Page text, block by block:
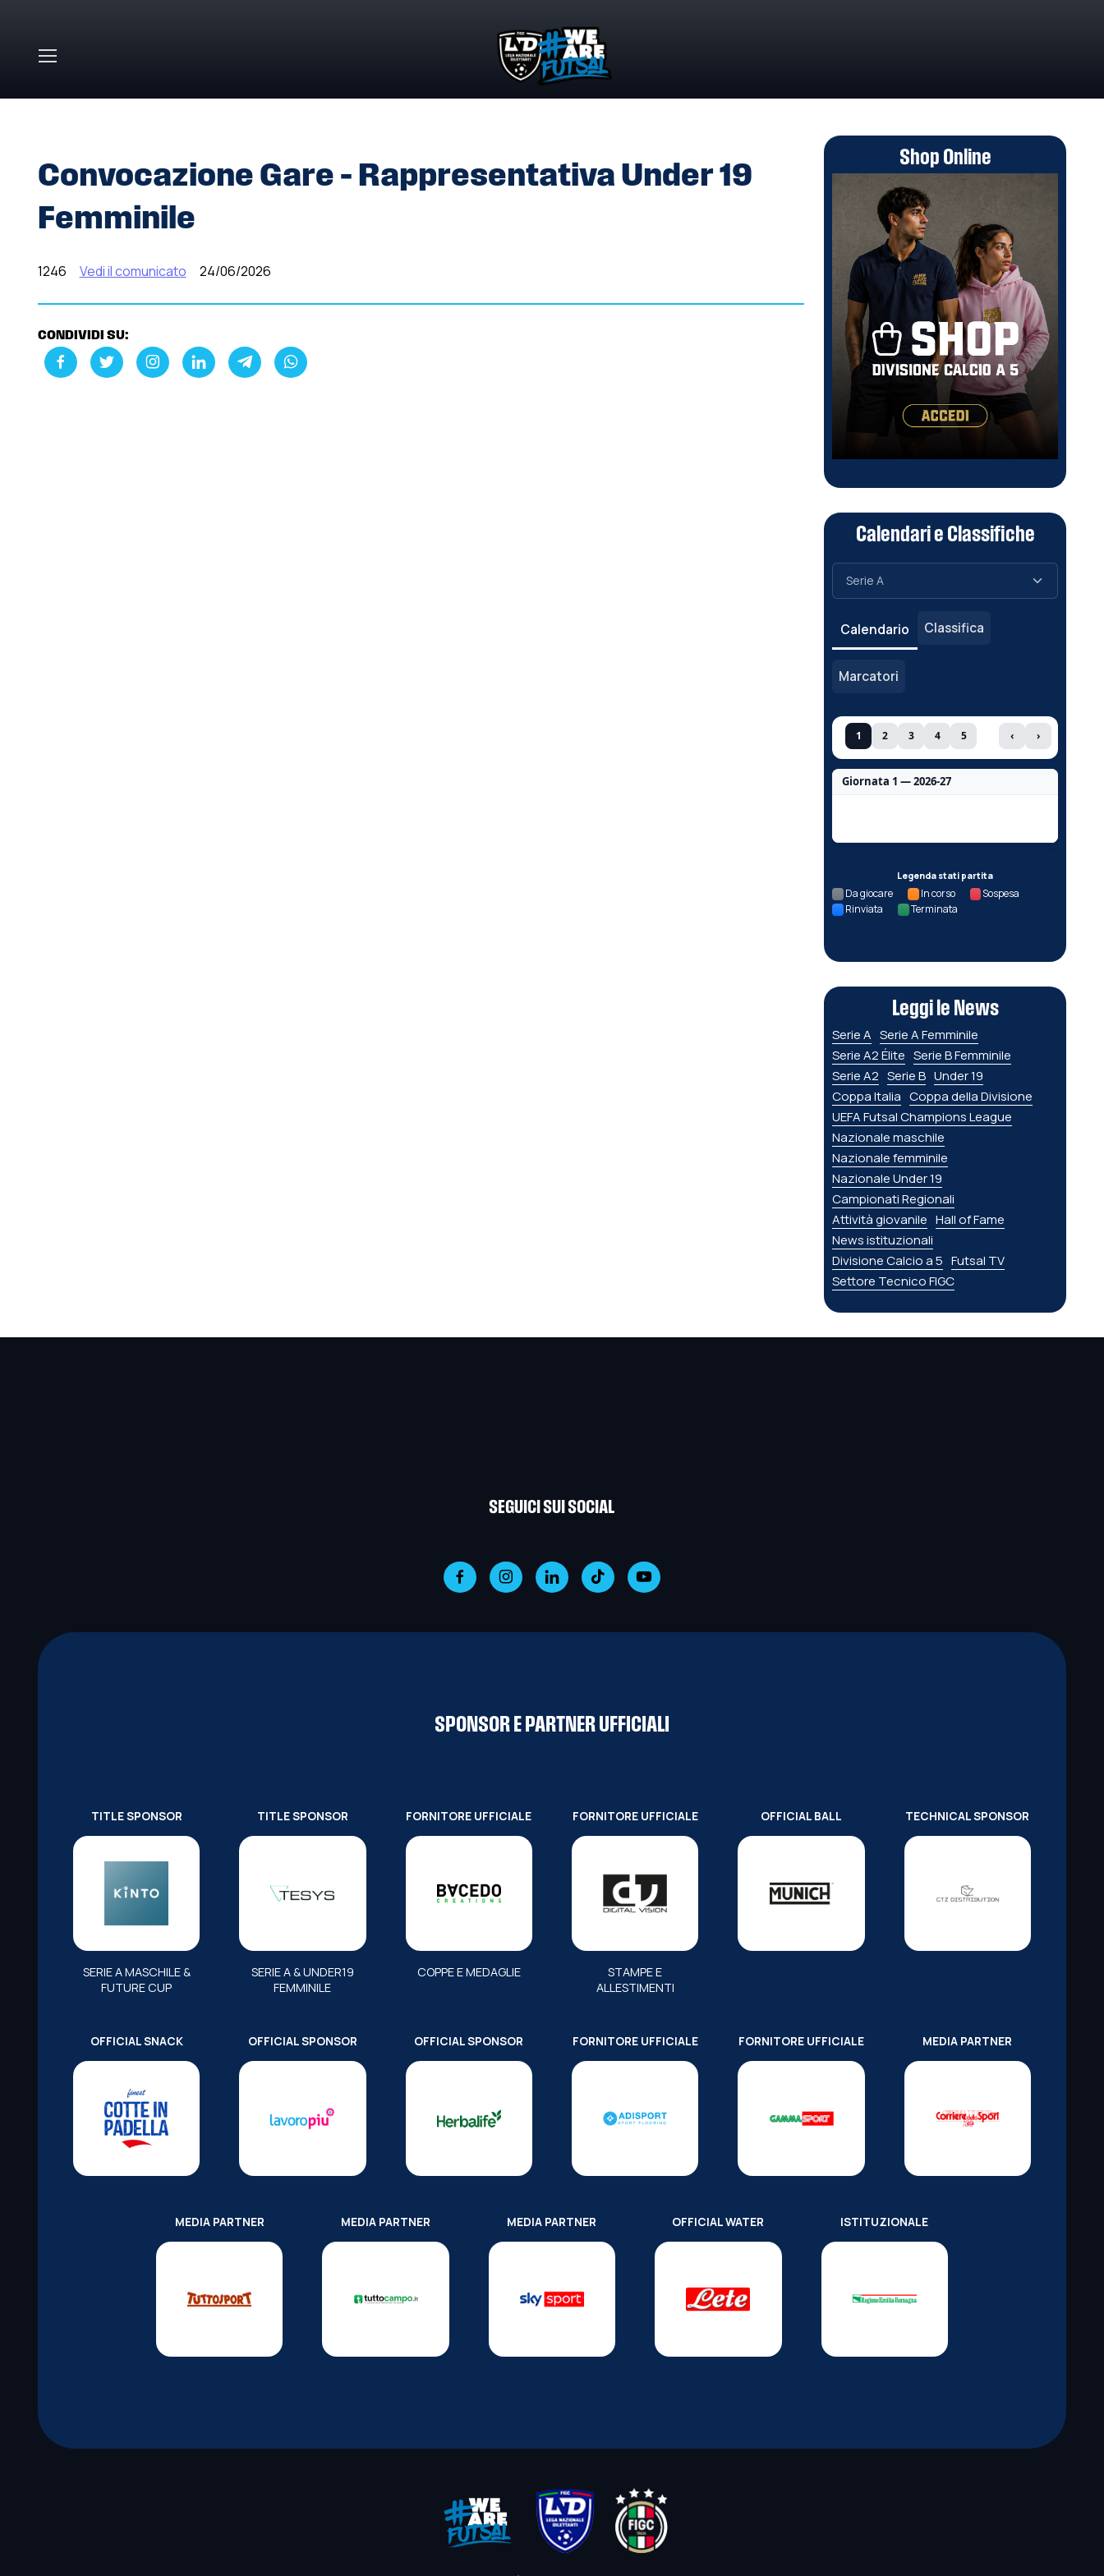
Convocazione Gare – Rappresentativa Under 19
Femminile
1246 Vedi il comunicato 24/06/2026
CONDIVIDI SU:
Shop Online
Calendari e Classifiche
Calendario Classifica
Marcatori
1 2 3 4 5 ‹ ›
Giornata 1 — 2026-27
Legenda stati partita
Da giocare In corso
Sospesa
Rinviata
Terminata
Leggi le News
Serie A Serie A Femminile
Serie A2 Élite Serie B Femminile
Serie A2 Serie B Under 19
Coppa Italia Coppa della Divisione
UEFA Futsal Champions League
Nazionale maschile
Nazionale femminile
Nazionale Under 19
Campionati Regionali
Attività giovanile Hall of Fame
News istituzionali
Divisione Calcio a 5 Futsal TV
Settore Tecnico FIGC
SEGUICI SUI SOCIAL
SPONSOR E PARTNER UFFICIALI
TITLE SPONSOR
SERIE A MASCHILE &
FUTURE CUP
TITLE SPONSOR
SERIE A & UNDER19
FEMMINILE
FORNITORE UFFICIALE
COPPE E MEDAGLIE
FORNITORE UFFICIALE
STAMPE E
ALLESTIMENTI
OFFICIAL BALL TECHNICAL SPONSOR
OFFICIAL SNACK OFFICIAL SPONSOR OFFICIAL SPONSOR FORNITORE UFFICIALE FORNITORE UFFICIALE MEDIA PARTNER
MEDIA PARTNER MEDIA PARTNER MEDIA PARTNER OFFICIAL WATER ISTITUZIONALE